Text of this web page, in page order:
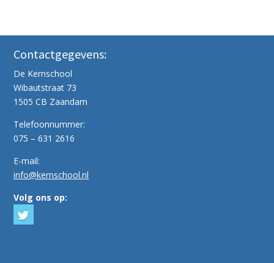
Contactgegevens:
De Kernschool
Wibautstraat 73
1505 CB Zaandam
Telefoonnummer:
075 – 631 2616
E-mail:
info@kernschool.nl
Volg ons op: